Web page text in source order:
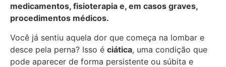
medicamentos, fisioterapia e, em casos graves,
procedimentos médicos.
Você já sentiu aquela dor que começa na lombar e
desce pela perna? Isso é ciática, uma condição que
pode aparecer de forma persistente ou súbita e